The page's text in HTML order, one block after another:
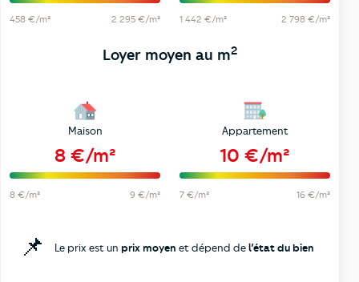
458 €/m² 2 295 €/m² 1 442 €/m² 2 798 €/m²
Loyer moyen au m2
Maison
8 €/m²
8 €/m² 9 €/m²
Appartement
10 €/m²
7 €/m² 16 €/m²
📌 Le prix est un prix moyen et dépend del’état du bien